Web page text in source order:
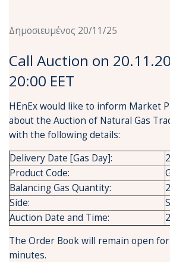
Δημοσιευμένος 20/11/25
Call Auction on
20:00 EET
HEnEx would like to inform Market
about the Auction of Natural Gas
with the following details:
Delivery Date [Gas Day]:
Product Code:
Balancing Gas Quantity:
Side:
Auction Date and Time:
The Order Book will remain open
minutes.